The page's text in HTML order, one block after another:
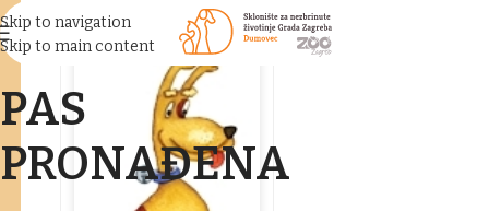
Skip to navigation
Skip to main content
PAS
PRONAĐENA